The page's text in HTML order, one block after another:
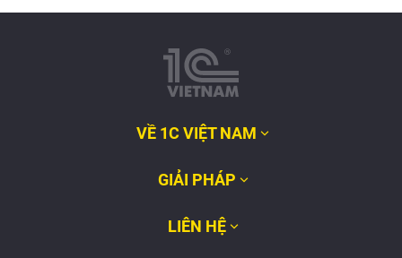
VỀ 1C VIỆT NAM
GIẢI PHÁP
LIÊN HỆ